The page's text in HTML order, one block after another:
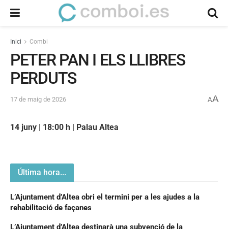
Inici Combi
PETER PAN I ELS LLIBRES
PERDUTS
17 de maig de 2026 AA
14 juny | 18:00 h | Palau Altea
Última hora...
L’Ajuntament d’Altea obri el termini per a les ajudes a la
rehabilitació de façanes
L’Ajuntament d’Altea destinarà una subvenció de la